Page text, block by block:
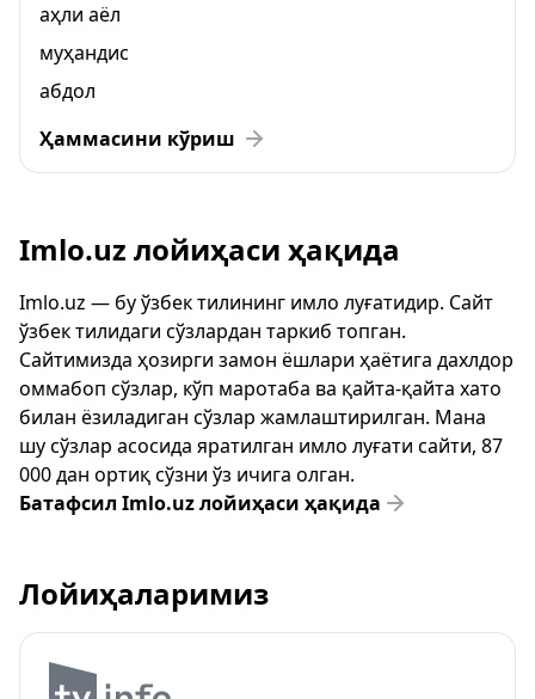
аҳли аёл
муҳандис
абдол
Ҳаммасини кўриш
Imlo.uz лойиҳаси ҳақида
Imlo.uz — бу ўзбек тилининг имло луғатидир. Сайт
ўзбек тилидаги сўзлардан таркиб топган.
Сайтимизда ҳозирги замон ёшлари ҳаётига дахлдор
оммабоп сўзлар, кўп маротаба ва қайта-қайта хато
билан ёзиладиган сўзлар жамлаштирилган. Мана
шу сўзлар асосида яратилган имло луғати сайти, 87
000 дан ортиқ сўзни ўз ичига олган.
Батафсил Imlo.uz лойиҳаси ҳақида
Лойиҳаларимиз